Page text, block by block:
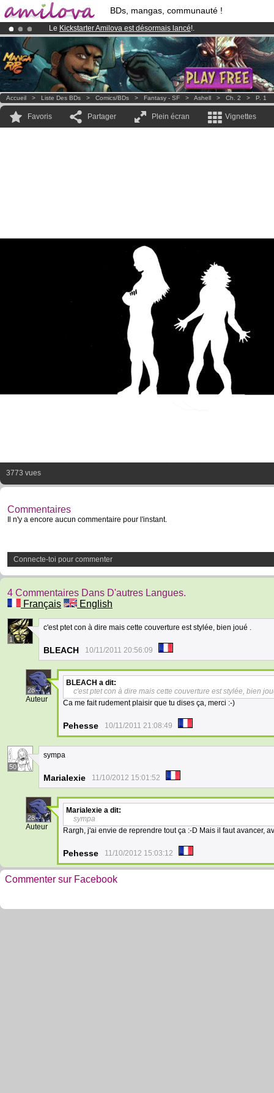
BDs, mangas, communauté !
Le Kickstarter Amilova est désormais lancé!.
Abonnement premium: à partir de3.95 eurospar mois !Clique ici
Déjà 100000membreset 1000BDs & Mangas!
Accueil > Liste Des BDs > Comics/BDs > Fantasy - SF > Ashell > Ch. 2 > P. 1
Favoris Partager Plein écran Vignettes
3773 vues
Commentaires
Il n'y a encore aucun commentaire pour l'instant.
Connecte-toi pour commenter
4 Commentaires Dans D'autres Langues.
Français
English
1
c'est ptet con à dire mais cette couverture est stylée, bien joué .
BLEACH 10/11/2011 20:56:09
28
Auteur
BLEACH a dit:
c'est ptet con à dire mais cette couverture est stylée, bien
Ca me fait rudement plaisir que tu dises ça, merci :-)
Pehesse 10/11/2011 21:08:49
50
sympa
Marialexie 11/10/2012 15:01:52
28
Auteur
Marialexie a dit:
sympa
Rargh, j'ai envie de reprendre tout ça :-D Mais il faut avancer,
Pehesse 11/10/2012 15:03:12
Commenter sur Facebook